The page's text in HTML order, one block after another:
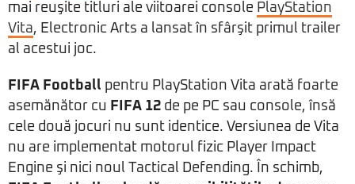
mai reuşite titluri ale viitoarei console PlayStation
Vita, Electronic Arts a lansat în sfârşit primul trailer
al acestui joc.
FIFA Football pentru PlayStation Vita arată foarte
asemănător cu FIFA 12 de pe PC sau console, însă
cele două jocuri nu sunt identice. Versiunea de Vita
nu are implementat motorul fizic Player Impact
Engine şi nici noul Tactical Defending. În schimb,